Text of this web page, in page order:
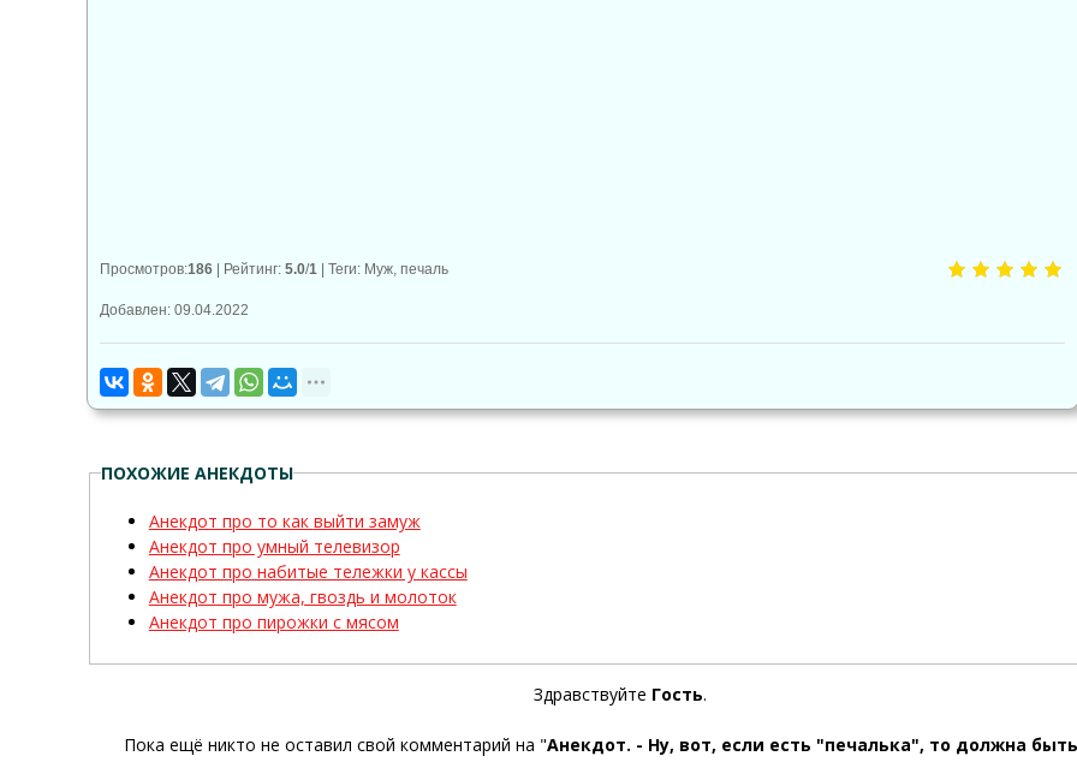
Просмотров:186 | Рейтинг: 5.0/1 | Теги: Муж печаль
Добавлен: 09.04.2022
ПОХОЖИЕ АНЕКДОТЫ
Анекдот про то как выйти замуж
Анекдот про умный телевизор
Анекдот про набитые тележки у кассы
Анекдот про мужа, гвоздь и молоток
Анекдот про пирожки с мясом
Здравствуйте Гость.
Пока ещё никто не оставил свой комментарий на "Анекдот. - Ну, вот, если есть "печалька", то должна